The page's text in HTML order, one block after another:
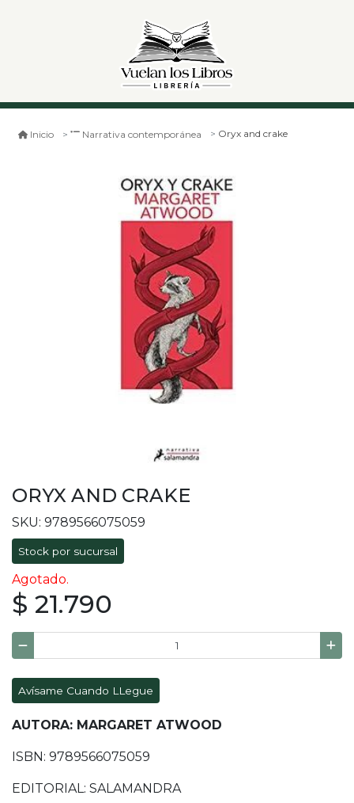
Inicio Narrativa contemporánea Oryx and crake
ORYX AND CRAKE
SKU: 9789566075059
Stock por sucursal
Agotado.
$ 21.790
Avísame Cuando LLegue
AUTORA: MARGARET ATWOOD
ISBN: 9789566075059
EDITORIAL: SALAMANDRA